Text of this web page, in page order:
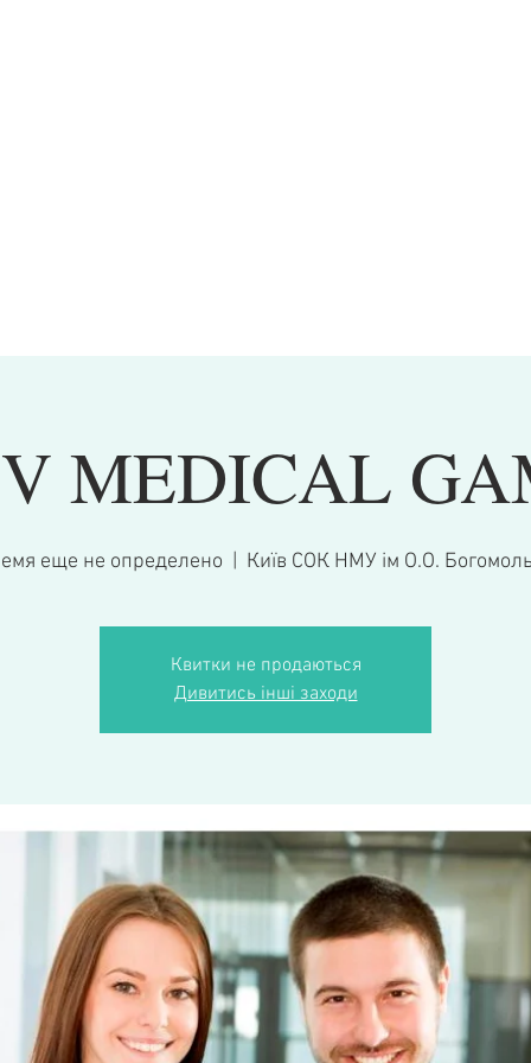
MEDICAL
еще не определено Київ СОК НМУ ім О.О.
Квитки не продаються
Дивитись інші заходи